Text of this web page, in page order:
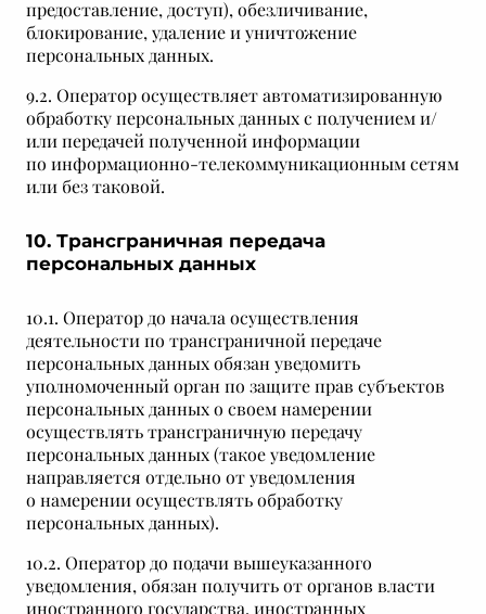
предоставление, доступ), обезличивание,
блокирование, удаление и уничтожение
персональных данных.
9.2. Оператор осуществляет автоматизированную
обработку персональных данных с получением и/
или передачей полученной информации
по информационно-телекоммуникационным сетям
или без таковой.
10. Трансграничная передача
персональных данных
10.1. Оператор до начала осуществления
деятельности по трансграничной передаче
персональных данных обязан уведомить
уполномоченный орган по защите прав субъектов
персональных данных о своем намерении
осуществлять трансграничную передачу
персональных данных (такое уведомление
направляется отдельно от уведомления
о намерении осуществлять обработку
персональных данных).
10.2. Оператор до подачи вышеуказанного
уведомления, обязан получить от органов власти
иностранного государства, иностранных